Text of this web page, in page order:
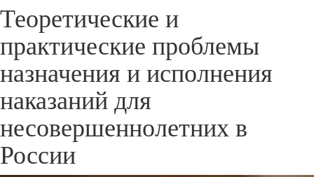
Теоретические и
практические проблемы
назначения и исполнения
наказаний для
несовершеннолетних в
России